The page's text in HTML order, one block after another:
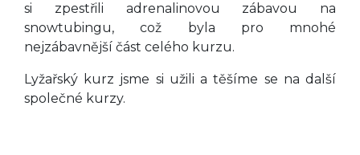
si zpestřili adrenalinovou zábavou na
snowtubingu, což byla pro mnohé
nejzábavnější část celého kurzu.
Lyžařský kurz jsme si užili a těšíme se na další
společné kurzy.